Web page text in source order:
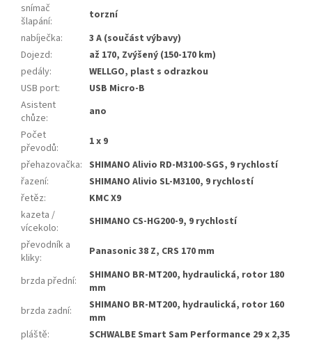
snímač
šlapání:
torzní
nabíječka:
3 A (součást výbavy)
Dojezd:
až 170, Zvýšený (150-170 km)
pedály:
WELLGO, plast s odrazkou
USB port:
USB Micro-B
Asistent
chůze:
ano
Počet
převodů:
1 x 9
přehazovačka: SHIMANO Alivio RD-M3100-SGS, 9 rychlostí
řazení:
SHIMANO Alivio SL-M3100, 9 rychlostí
řetěz:
KMC X9
kazeta /
vícekolo:
SHIMANO CS-HG200-9, 9 rychlostí
převodník a
kliky: Panasonic 38 Z, CRS 170 mm
brzda přední:
SHIMANO BR-MT200, hydraulická, rotor 180
mm
brzda zadní:
SHIMANO BR-MT200, hydraulická, rotor 160
mm
pláště:
SCHWALBE Smart Sam Performance 29 x 2,35